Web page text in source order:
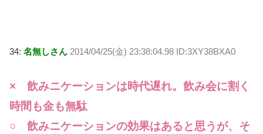
34: 名無しさん 2014/04/25(金) 23:38:04.98 ID:3XY38BXA0
× 飲みニケーションは時代遅れ。飲み会に割く
時間も金も無駄
○ 飲みニケーションの効果はあると思うが、そ